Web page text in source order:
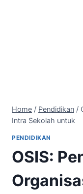
Home / Pendidikan /
Intra Sekolah untuk
PENDIDIKAN
OSIS: